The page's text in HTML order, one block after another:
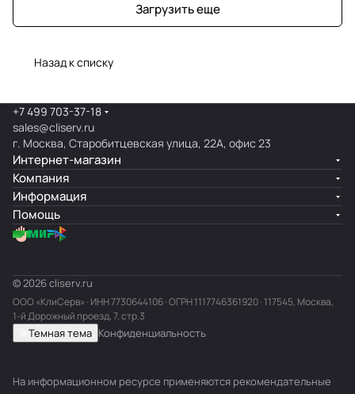
Загрузить еще
Назад к списку
+7 499 703-37-18
sales@cliserv.ru
г. Москва, Старобитцевская улица, 22А, офис 23
Интернет-магазин
Компания
Информация
Помощь
© 2026 cliserv.ru
ООО «КлиСерв» · ИНН7730644106· ОГРН 1117746361920 · 117545, Москва,
1-й Дорожный проезд, 7, стр.3
Темная тема Конфиденциальность
На информационном ресурсе применяются рекомендательные